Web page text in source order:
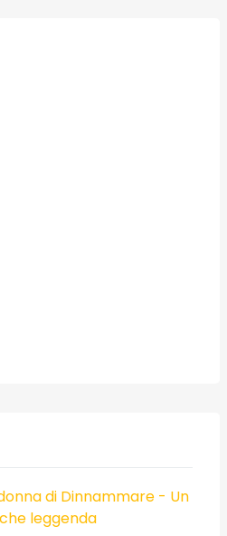
di Dinnammare - Un
leggenda